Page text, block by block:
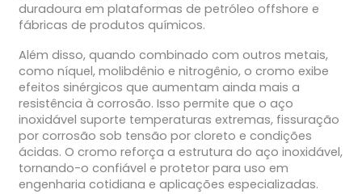
duradoura em plataformas de petróleo offshore e
fábricas de produtos químicos.
Além disso, quando combinado com outros metais,
como níquel, molibdênio e nitrogênio, o cromo exibe
efeitos sinérgicos que aumentam ainda mais a
resistência à corrosão. Isso permite que o aço
inoxidável suporte temperaturas extremas, fissuração
por corrosão sob tensão por cloreto e condições
ácidas. O cromo reforça a estrutura do aço inoxidável,
tornando-o confiável e protetor para uso em
engenharia cotidiana e aplicações especializadas.